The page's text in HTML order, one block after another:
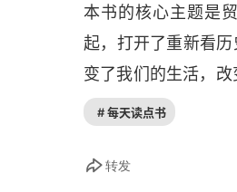
本书的核心主题是
起，打开了重新看
变了我们的生活，改
# 每天读点书
转发